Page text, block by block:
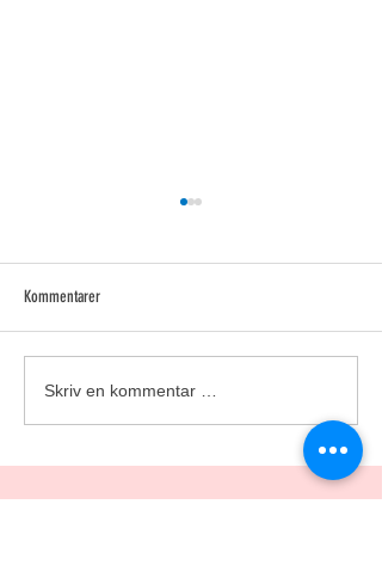
Steinvika
Kommentarer
Skriv en kommentar …